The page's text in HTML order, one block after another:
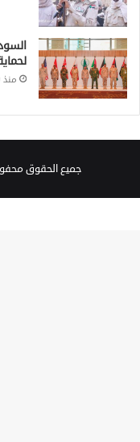
منذ 19 ساعة
جميع الحقوق